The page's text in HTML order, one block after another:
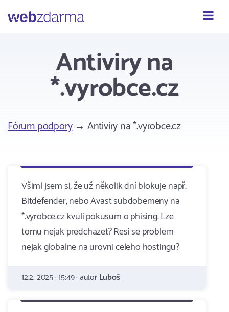
Webzdarma
Antiviry na
*.vyrobce.cz
Fórum podpory→ Antiviry na *.vyrobce.cz
Všiml jsem si, že už několik dní blokuje např.
Bitdefender, nebo Avast subdobemeny na
*.vyrobce.cz kvuli pokusum o phising. Lze
tomu nejak predchazet? Resi se problem
nejak globalne na urovni celeho hostingu?
12.2. 2025 · 15:49 · autorLuboš